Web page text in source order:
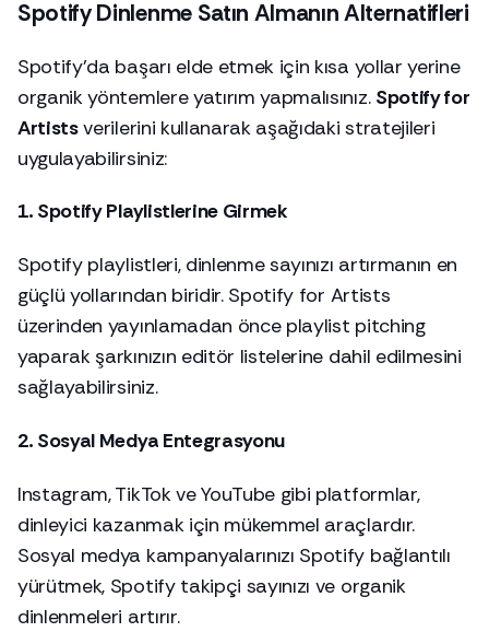
Spotify Dinlenme Satın Almanın Alternatifleri
Spotify’da başarı elde etmek için kısa yollar yerine
organik yöntemlere yatırım yapmalısınız. Spotify for
Artistsverilerini kullanarak aşağıdaki stratejileri
uygulayabilirsiniz:
1. Spotify Playlistlerine Girmek
Spotify playlistleri, dinlenme sayınızı artırmanın en
güçlü yollarından biridir. Spotify for Artists
üzerinden yayınlamadan önce playlist pitching
yaparak şarkınızın editör listelerine dahil edilmesini
sağlayabilirsiniz.
2. Sosyal Medya Entegrasyonu
Instagram, TikTok ve YouTube gibi platformlar,
dinleyici kazanmak için mükemmel araçlardır.
Sosyal medya kampanyalarınızı Spotify bağlantılı
yürütmek, Spotify takipçi sayınızı ve organik
dinlenmeleri artırır.